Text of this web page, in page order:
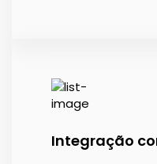
Integração